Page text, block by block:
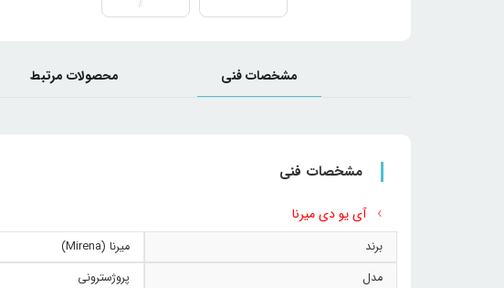
مشخصات فنی محصولات مرتبط
مشخصات فنی
آی یو دی میرنا
برند
میرنا (Mirena)
مدل
پروژسترونی